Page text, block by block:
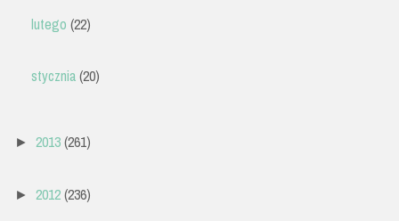
lutego (22)
stycznia(20)
► 2013(261)
► 2012(236)